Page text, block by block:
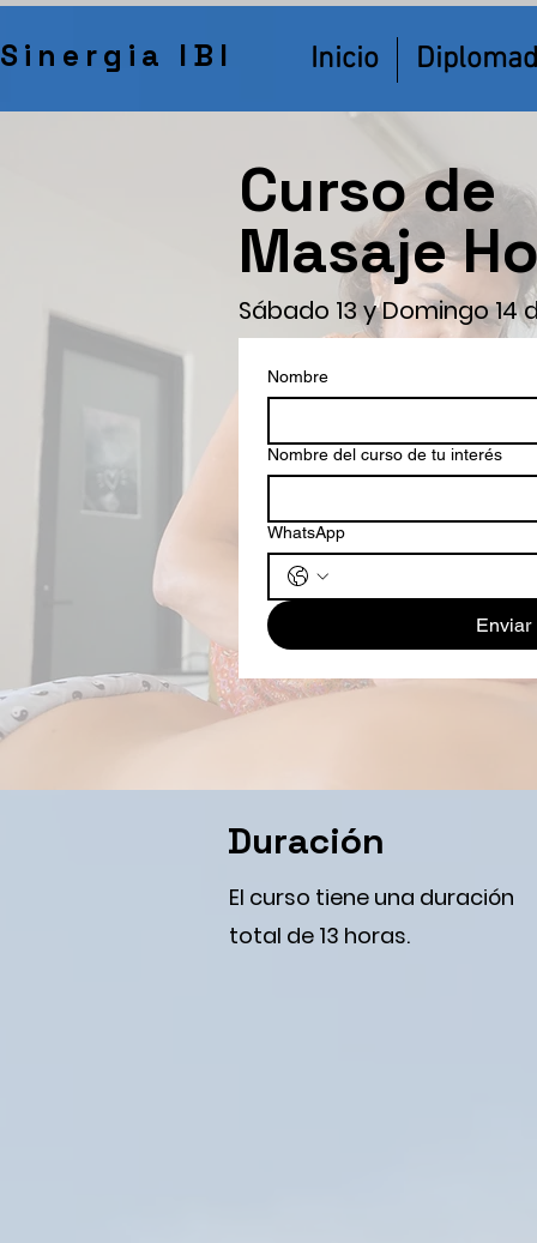
Inicio
Sinergia IBI
Curso de
Masaje
Sábado 13 y Domingo 14
Nombre
Nombre del curso de tu interés
WhatsApp
Enviar
Duración
El curso tiene una duración
total de 13 horas.